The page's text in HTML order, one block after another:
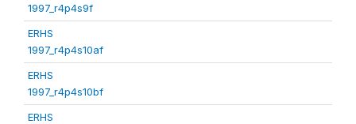
1997_r4p4s9f
ERHS
1997_r4p4s10af
ERHS
1997_r4p4s10bf
ERHS